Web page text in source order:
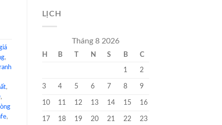
,
,
,
,
LỊCH
Tháng 8 2026
H B T N S B C
1 2
3 4 5 6 7 8 9
10 11 12 13 14 15 16
17 18 19 20 21 22 23